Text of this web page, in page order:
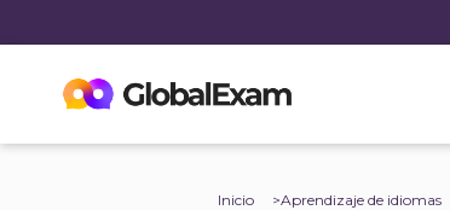
Inicio Aprendizaje de idiomas